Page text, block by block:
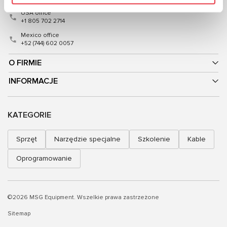
O FIRMIE
INFORMACJE
USA office
+1 805 702 2714
Mexico office
+52 (744) 602 0057
KATEGORIE
Sprzęt Narzędzie specjalne Szkolenie Kable
Oprogramowanie
©2026 MSG Equipment. Wszelkie prawa zastrzeżone
Sitemap